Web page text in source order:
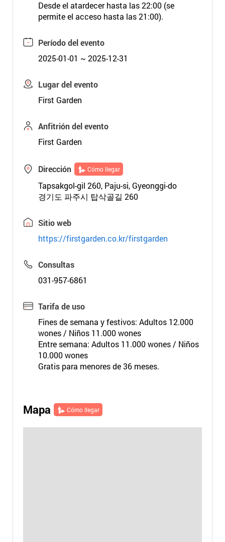
Desde el atardecer hasta las 22:00 (se
permite el acceso hasta las 21:00).
Período del evento
2025-01-01 ~ 2025-12-31
Lugar del evento
First Garden
Anfitrión del evento
First Garden
Dirección Cómo llegar
Tapsakgol-gil 260, Paju-si, Gyeonggi-do
경기도 파주시 탑삭골길 260
Sitio web
https://firstgarden.co.kr/firstgarden
Consultas
031-957-6861
Tarifa de uso
Fines de semana y festivos: Adultos 12.000
wones / Niños 11.000 wones
Entre semana: Adultos 11.000 wones / Niños
10.000 wones
Gratis para menores de 36 meses.
Mapa Cómo llegar